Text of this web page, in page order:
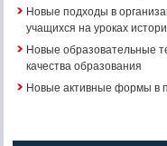
Новые подходы в
учащихся на уроках
Новые образовательные
качества образования
Новые активные формы в